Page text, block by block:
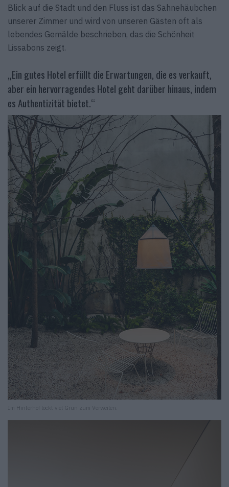
Blick auf die Stadt und den Fluss ist das Sahnehäubchen
unserer Zimmer und wird von unseren Gästen oft als
lebendes Gemälde beschrieben, das die Schönheit
Lissabons zeigt.
„Ein gutes Hotel erfüllt die Erwartungen, die es verkauft,
aber ein hervorragendes Hotel geht darüber hinaus, indem
es Authentizität bietet.“
Im Hinterhof lockt viel Grün zum Verweilen.